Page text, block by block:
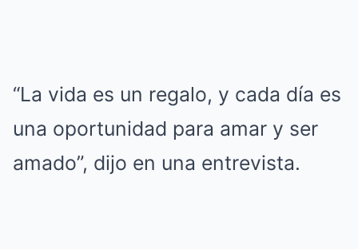
“La vida es un regalo, y cada día es
una oportunidad para amar y ser
amado”, dijo en una entrevista.